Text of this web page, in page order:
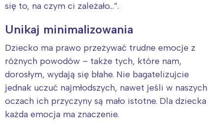
się to, na czym ci zależało…”.
Unikaj minimalizowania
Dziecko ma prawo przeżywać trudne emocje z
różnych powodów – także tych, które nam,
dorosłym, wydają się błahe. Nie bagatelizujcie
jednak uczuć najmłodszych, nawet jeśli w naszych
oczach ich przyczyny są mało istotne. Dla dziecka
każda emocja ma znaczenie.